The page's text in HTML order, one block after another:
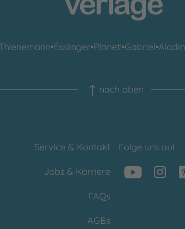
•Esslinger•Planet!•Gabriel•Aladin
nach oben
Service & Kontakt
Jobs & Karriere
FAQs
AGBs
Folge uns auf